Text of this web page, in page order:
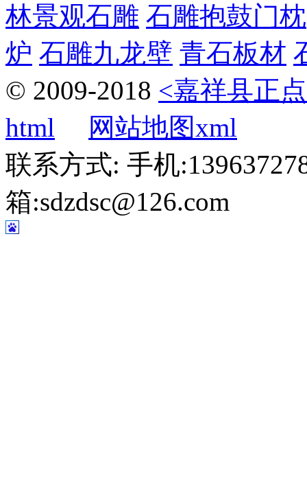
林景观石雕 石雕抱鼓门枕
炉 石雕九龙壁 青石板材
© 2009-2018 <嘉祥县正
html
网站地图xml
联系方式: 手机
箱:sdzdsc@126.com